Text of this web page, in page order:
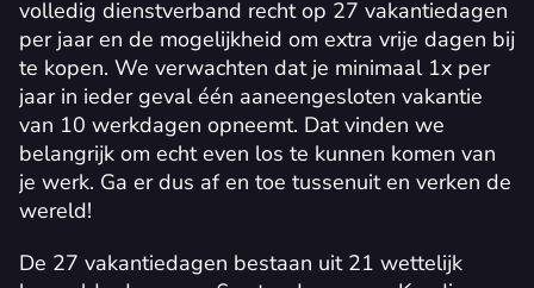
volledig dienstverband recht op 27 vakantiedagen
per jaar en de mogelijkheid om extra vrije dagen bij
te kopen. We verwachten dat je minimaal 1x per
jaar in ieder geval één aaneengesloten vakantie
van 10 werkdagen opneemt. Dat vinden we
belangrijk om echt even los te kunnen komen van
je werk. Ga er dus af en toe tussenuit en verken de
wereld!
De 27 vakantiedagen bestaan uit 21 wettelijk